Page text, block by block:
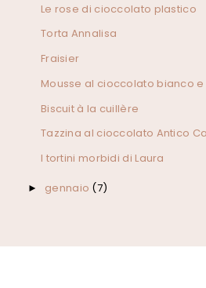
Le rose di cioccolato plastico
Torta Annalisa
Fraisier
Mousse al cioccolato bianco
Biscuit à la cuillère
Tazzina al cioccolato Antico
I tortini morbidi di Laura
► gennaio (7)